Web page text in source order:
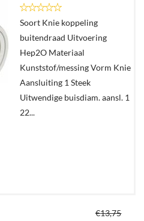
Soort Knie koppeling
buitendraad Uitvoering
Hep2O Materiaal
Kunststof/messing Vorm Knie
Aansluiting 1 Steek
Uitwendige buisdiam. aansl. 1
22...
€13,75